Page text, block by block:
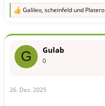
R
k
o
:
Galileo, scheinfeld und Platero
G Gulab
0
26. Dez. 2025